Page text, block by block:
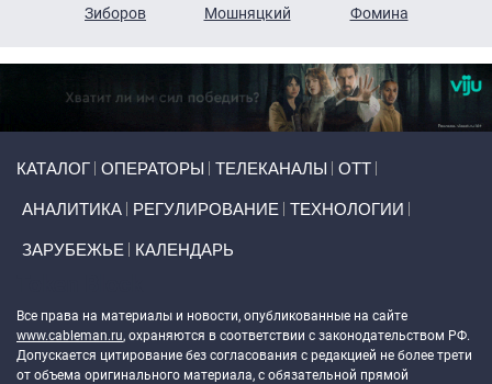
Зиборов
Мошняцкий
Фомина
КАТАЛОГ ОПЕРАТОРЫ ТЕЛЕКАНАЛЫ ОТТ
АНАЛИТИКА РЕГУЛИРОВАНИЕ ТЕХНОЛОГИИ
ЗАРУБЕЖЬЕ КАЛЕНДАРЬ
Все права на материалы и новости, опубликованные на сайте
www.cableman.ru, охраняются в соответствии с законодательством РФ.
Допускается цитирование без согласования с редакцией не более трети
от объема оригинального материала, с обязательной прямой